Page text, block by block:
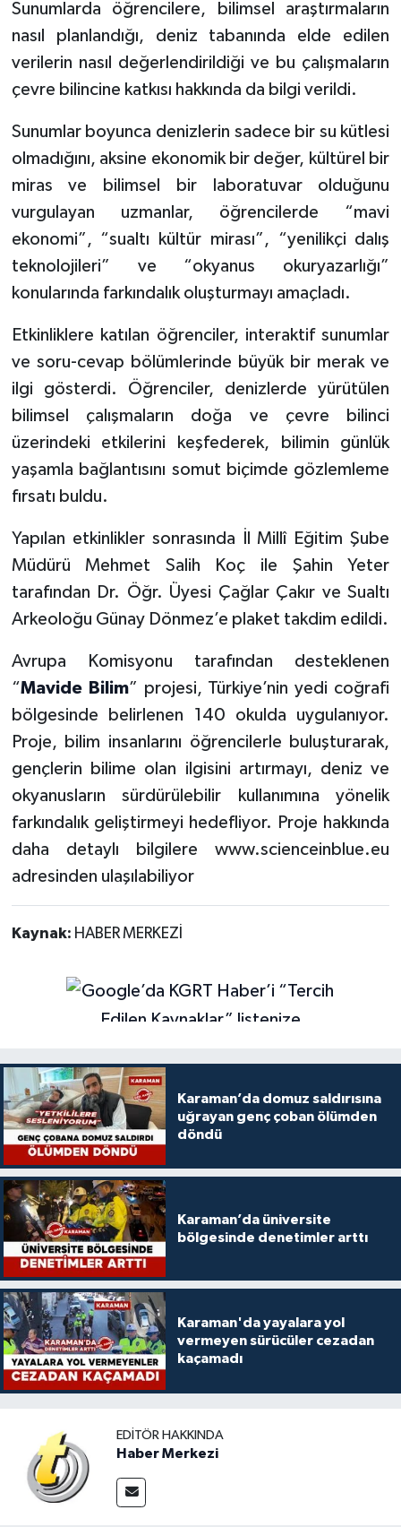
Sunumlarda öğrencilere, bilimsel araştırmaların
nasıl planlandığı, deniz tabanında elde edilen
verilerin nasıl değerlendirildiği ve bu çalışmaların
çevre bilincine katkısı hakkında da bilgi verildi.
Sunumlar boyunca denizlerin sadece bir su kütlesi
olmadığını, aksine ekonomik bir değer, kültürel bir
miras ve bilimsel bir laboratuvar olduğunu
vurgulayan uzmanlar, öğrencilerde “mavi
ekonomi”, “sualtı kültür mirası”, “yenilikçi dalış
teknolojileri” ve “okyanus okuryazarlığı”
konularında farkındalık oluşturmayı amaçladı.
Etkinliklere katılan öğrenciler, interaktif sunumlar
ve soru-cevap bölümlerinde büyük bir merak ve
ilgi gösterdi. Öğrenciler, denizlerde yürütülen
bilimsel çalışmaların doğa ve çevre bilinci
üzerindeki etkilerini keşfederek, bilimin günlük
yaşamla bağlantısını somut biçimde gözlemleme
fırsatı buldu.
Yapılan etkinlikler sonrasında İl Millî Eğitim Şube
Müdürü Mehmet Salih Koç ile Şahin Yeter
tarafından Dr. Öğr. Üyesi Çağlar Çakır ve Sualtı
Arkeoloğu Günay Dönmez’e plaket takdim edildi.
Avrupa Komisyonu tarafından desteklenen
“Mavide Bilim” projesi, Türkiye’nin yedi coğrafi
bölgesinde belirlenen 140 okulda uygulanıyor.
Proje, bilim insanlarını öğrencilerle buluşturarak,
gençlerin bilime olan ilgisini artırmayı, deniz ve
okyanusların sürdürülebilir kullanımına yönelik
farkındalık geliştirmeyi hedefliyor. Proje hakkında
daha detaylı bilgilere www.scienceinblue.eu
adresinden ulaşılabiliyor
Kaynak: HABER MERKEZİ
Karaman’da domuz saldırısına
uğrayan genç çoban ölümden
döndü
Karaman’da üniversite
bölgesinde denetimler arttı
Karaman'da yayalara yol
vermeyen sürücüler cezadan
kaçamadı
EDITÖR HAKKINDA
Haber Merkezi